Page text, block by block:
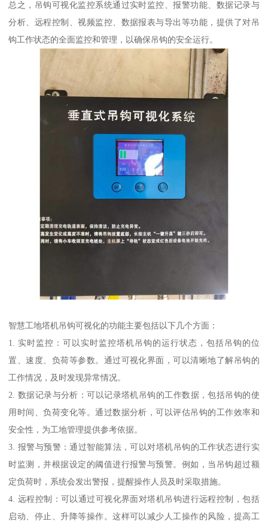
总之，吊钩可视化监控系统通过实时监控、报警功能、数据记录与
分析、远程控制、视频监控、数据报表与导出等功能，提供了对吊
钩工作状态的全面监控和管理，以确保吊钩的安全运行。
智慧工地塔机吊钩可视化的功能主要包括以下几个方面：
1. 实时监控：可以实时监控塔机吊钩的运行状态，包括吊钩的位
置、速度、负荷等参数。通过可视化界面，可以清晰地了解吊钩的
工作情况，及时发现异常情况。
2. 数据记录与分析：可以记录塔机吊钩的工作数据，包括吊钩的使
用时间、负荷变化等。通过数据分析，可以评估吊钩的工作效率和
安全性，为工地管理提供参考依据。
3. 报警与预警：通过智能算法，可以对塔机吊钩的工作状态进行实
时监测，并根据设定的阈值进行报警与预警。例如，当吊钩超过额
定负荷时，系统会发出警报，提醒操作人员及时采取措施。
4. 远程控制：可以通过可视化界面对塔机吊钩进行远程控制，包括
启动、停止、升降等操作。这样可以减少人工操作的风险，提高工